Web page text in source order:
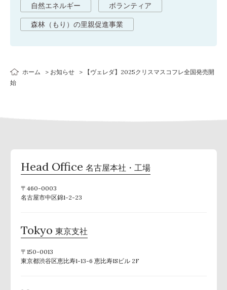
自然エネルギー ボランティア
森林（もり）の里親促進事業
ホーム お知らせ
【ヴェレダ】2025クリスマスコフレ全国発売開
始
Head Office 名古屋本社・工場
〒460-0003
名古屋市中区錦1-2-23
Tokyo 東京支社
〒150-0013
東京都渋谷区恵比寿1-13-6 恵比寿ISビル 2F